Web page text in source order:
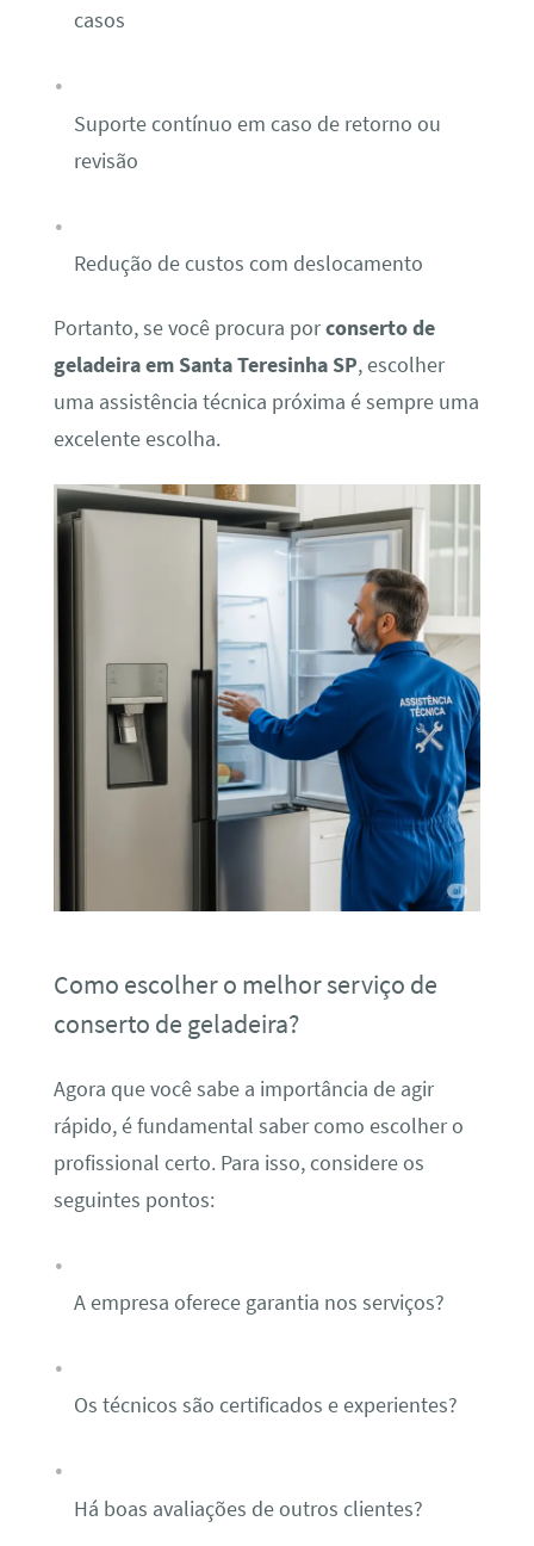
casos
Suporte contínuo em caso de retorno ou
revisão
Redução de custos com deslocamento
Portanto, se você procura porconserto de
geladeira em Santa Teresinha SP, escolher
uma assistência técnica próxima é sempre uma
excelente escolha.
Como escolher o melhor serviço de
conserto de geladeira?
Agora que você sabe a importância de agir
rápido, é fundamental saber como escolher o
profissional certo. Para isso, considere os
seguintes pontos:
A empresa oferece garantia nos serviços?
Os técnicos são certificados e experientes?
Há boas avaliações de outros clientes?